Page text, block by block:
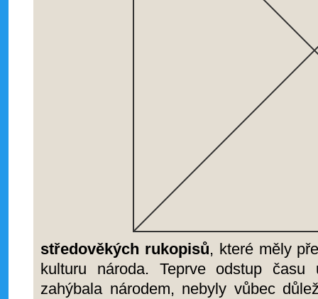
středověkých rukopisů, které měly
kulturu národa. Teprve odstup
zahýbala národem, nebyly vůbec